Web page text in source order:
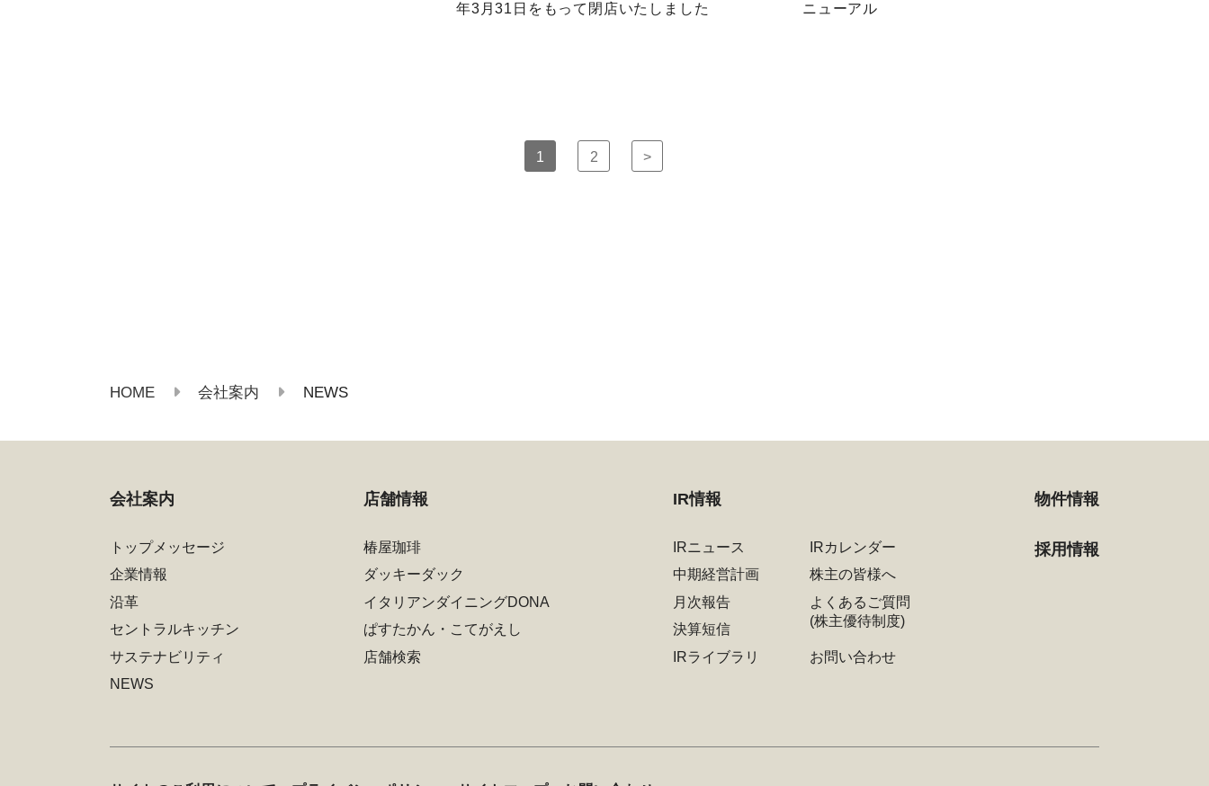
年3月31日をもって閉店いたしました
ニューアル
1 2 >
HOME 会社案内 NEWS
会社案内
トップメッセージ
企業情報
沿革
セントラルキッチン
サステナビリティ
NEWS
店舗情報
椿屋珈琲
ダッキーダック
イタリアンダイニングDONA
ぱすたかん・こてがえし
店舗検索
IR情報
IRニュース
IRカレンダー
中期経営計画
株主の皆様へ
月次報告
決算短信
よくあるご質問
(株主優待制度)
IRライブラリ お問い合わせ
物件情報
採用情報